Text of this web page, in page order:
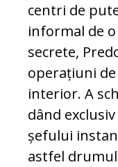
centri de
informal de
secrete,
operațiuni
interior. A
dând
șefului
astfel drumul